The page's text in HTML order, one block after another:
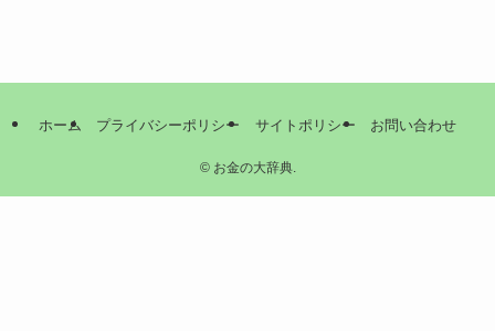
ホーム プライバシーポリシー サイトポリシー お問い合わせ
©お金の大辞典.